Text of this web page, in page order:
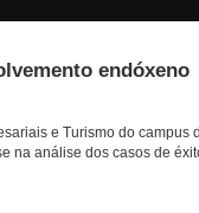
endóxeno
e Turismo do
na análise dos casos de